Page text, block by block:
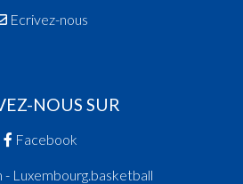
Ecrivez-nous
NOUS SUR
Facebook
- Luxembourg.basketball